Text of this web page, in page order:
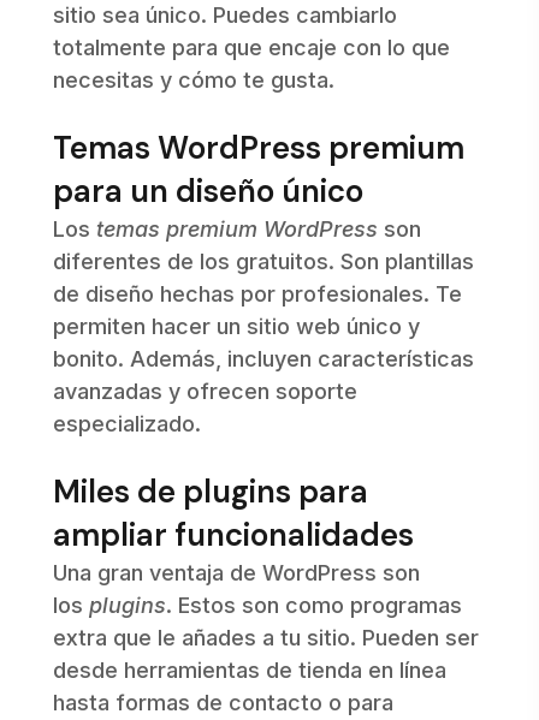
sitio sea único. Puedes cambiarlo
totalmente para que encaje con lo que
necesitas y cómo te gusta.
Temas WordPress premium
para un diseño único
Los temas premium WordPress son
diferentes de los gratuitos. Son plantillas
de diseño hechas por profesionales. Te
permiten hacer un sitio web único y
bonito. Además, incluyen características
avanzadas y ofrecen soporte
especializado.
Miles de plugins para
ampliar funcionalidades
Una gran ventaja de WordPress son
los plugins. Estos son como programas
extra que le añades a tu sitio. Pueden ser
desde herramientas de tienda en línea
hasta formas de contacto o para